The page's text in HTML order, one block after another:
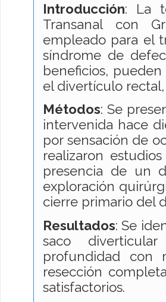
Introducción: La
Transanal con
empleado para el
síndrome de
beneficios,
el divertículo
Métodos: Se
intervenida hace
por sensación de
realizaron
presencia de un
exploración
cierre primario del
Resultados: Se
saco
profundidad con
resección
satisfactorios.